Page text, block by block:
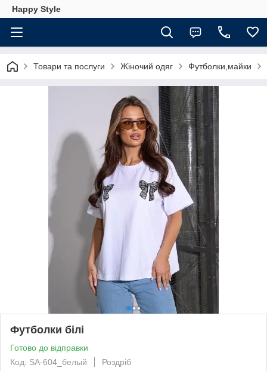
Happy Style
Товари та послуги Жіночий одяг Футболки,майки
Футболки білі
Готово до відправки
Код: SA-604_белый
Роздріб